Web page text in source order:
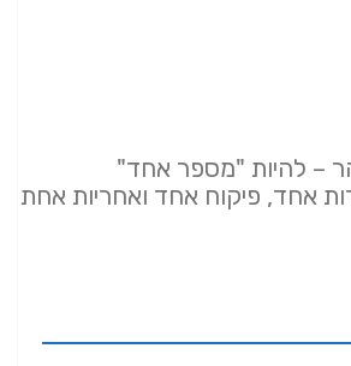
– להיות "מספר אחד"
אחד, פיקוח אחד ואחריות אחת